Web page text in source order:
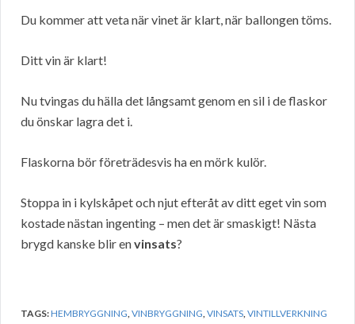
Du kommer att veta när vinet är klart, när ballongen töms.
Ditt vin är klart!
Nu tvingas du hälla det långsamt genom en sil i de flaskor
du önskar lagra det i.
Flaskorna bör företrädesvis ha en mörk kulör.
Stoppa in i kylskåpet och njut efteråt av ditt eget vin som
kostade nästan ingenting – men det är smaskigt! Nästa
brygd kanske blir envinsats?
TAGS:HEMBRYGGNING,VINBRYGGNING,VINSATS,VINTILLVERKNING